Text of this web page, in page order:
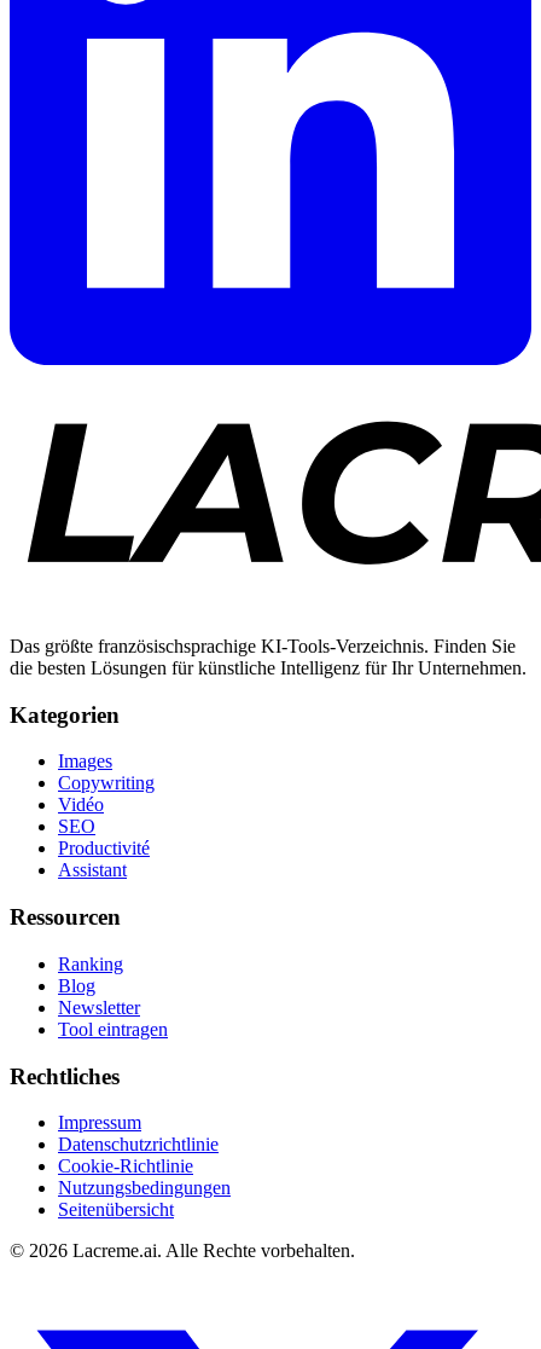
Das größte französischsprachige KI-Tools-Verzeichnis. Finden Sie
die besten Lösungen für künstliche Intelligenz für Ihr Unternehmen.
Kategorien
Images
Copywriting
Vidéo
SEO
Productivité
Assistant
Ressourcen
Ranking
Blog
Newsletter
Tool eintragen
Rechtliches
Impressum
Datenschutzrichtlinie
Cookie-Richtlinie
Nutzungsbedingungen
Seitenübersicht
© 2026 Lacreme.ai. Alle Rechte vorbehalten.